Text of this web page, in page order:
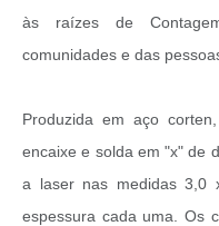
às raízes de
comunidades e das
Produzida em aço
encaixe e solda em "x" de
a laser nas medidas 3,0
espessura cada uma. Os